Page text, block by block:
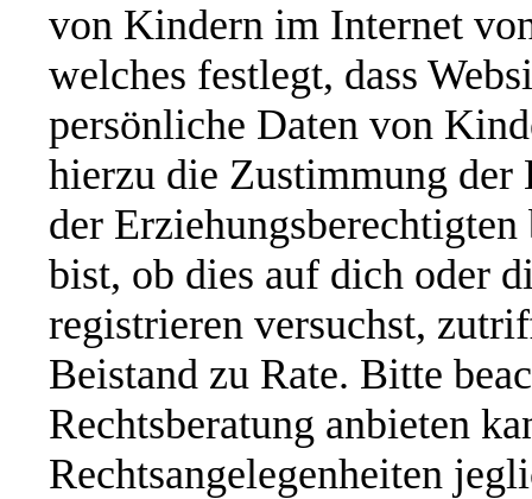
von Kindern im Internet
welches festlegt, dass
persönliche Daten von
hierzu die Zustimmung der
der
bist, ob dies auf dich oder
registrieren versuchst,
Beistand zu Rate. Bitte
Rechtsberatung anbieten
Rechtsangelegenheiten